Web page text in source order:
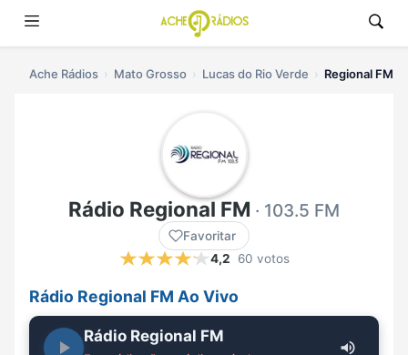
Ache Rádios Mato Grosso Lucas do Rio Verde Regional FM
Rádio Regional FM · 103.5 FM
Favoritar
4,2
60 votos
Rádio Regional FM Ao Vivo
Rádio Regional FM